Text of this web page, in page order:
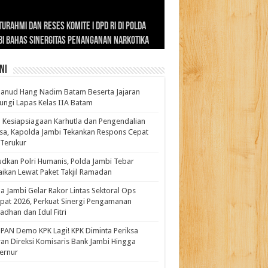
Hang Nadim Batam Beserta Jajaran
Lapas Kelas IIA Batam
dan Reses Komite I DPD RI di Polda
Bahas Sinergitas Penanganan Narkotika
Pembentukan Karakter Generasi
Beroperasi Agar Bisa Layani Masyarakat
Kebutuhannya
Ratu Wangsa, Wanita Berkelas
Pengaruh Internasional
Hang Nadim Batam Beserta Jajaran
Lapas Kelas IIA Batam
Kesiapsiagaan Karhutla dan Pengendalian
Kapolda Jambi Tekankan Respons Cepat
Polri Humanis, Polda Jambi Tebar
Lewat Paket Takjil Ramadan
Jambi Gelar Rakor Lintas Sektoral Ops
2026, Perkuat Sinergi Pengamanan
dan Idul Fitri
Demo KPK Lagi! KPK Diminta Periksa
Direksi Komisaris Bank Jambi Hingga